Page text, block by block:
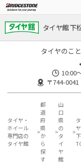
タイヤ館 下
タイヤのこ
10:00
〒744-
タイヤ・
ホイール
専門店の
タイヤ館
都
道
府
県
か
ら
探
す
山
口
県
の
タ
イ
ヤ
館